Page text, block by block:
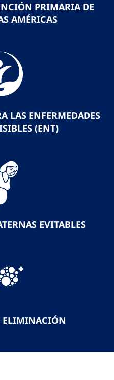
PRIMARIA DE
AMÉRICAS
LAS ENFERMEDADES
(ENT)
EVITABLES